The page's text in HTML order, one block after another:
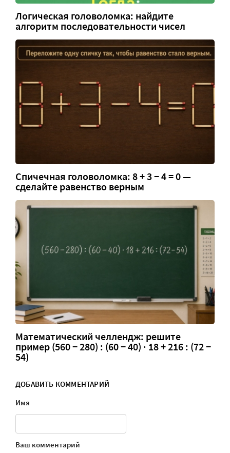
Логическая головоломка: найдите
алгоритм последовательности чисел
Спичечная головоломка: 8 + 3 − 4 = 0 —
сделайте равенство верным
Математический челлендж: решите
пример (560 − 280) : (60 − 40) · 18 + 216 : (72 −
54)
ДОБАВИТЬ КОММЕНТАРИЙ
Имя
Ваш комментарий